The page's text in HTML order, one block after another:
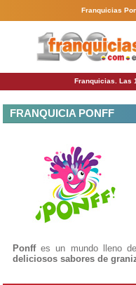
Franquicias
Franquicias. Las
FRANQUICIA PONFF
Ponffes un mundo lleno
deliciosos sabores de